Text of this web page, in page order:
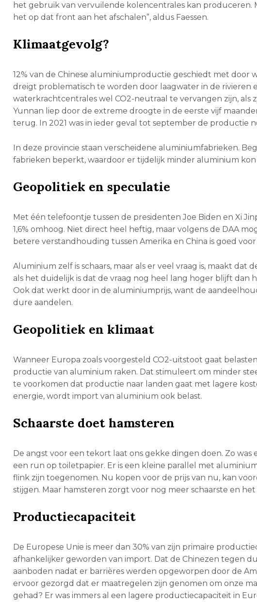
het gebruik van vervuilende kolencentrales kan produceren.
het op dat front aan het afschalen”, aldus Faessen.
Klimaatgevolg?
12% van de Chinese aluminiumproductie geschiedt met
dreigt problematisch te worden door laagwater in de rivieren
waterkrachtcentrales wel CO2-neutraal te vervangen zijn, als
Yunnan liep door de extreme droogte in de eerste vijf
terug. In 2021 was in ieder geval tot september de productie
In deze provincie staan verscheidene aluminiumfabrieken.
fabrieken beperkt, waardoor er tijdelijk minder aluminium
Geopolitiek en speculatie
Met één telefoontje tussen de presidenten Joe Biden en Xi
1,6% omhoog. Niet direct heel heftig, maar volgens de DAA
betere verstandhouding tussen Amerika en China is goed
Aluminium zelf is schaars, maar als er veel vraag is, maakt
als het duidelijk is dat de vraag nog heel lang hoger blijft
Ook dat werkt door in de aluminiumprijs, want de
dure aandelen.
Geopolitiek en klimaat
Wanneer Europa zoals voorgesteld CO2-uitstoot gaat
productie van aluminium raken. Dat stimuleert om minder
te voorkomen dat productie naar landen gaat met lagere
energie, wordt import van aluminium ook belast.
Schaarste doet hamsteren
De angst voor een tekort laat ons gekke dingen doen. Zo
een run op toiletpapier. Er is een kleine parallel met
flink zijn toegenomen. Nu kopen voor de prijs van nu, kan
stijgen. Maar hamsteren zorgt voor nog meer schaarste en
Productiecapaciteit
De Europese Unie is meer dan 30% van zijn primaire
afhankelijker geworden van import. Dat de Chinezen tegen
aanboden nadat er barrières werden opgeworpen door de
ervoor gezorgd dat er maatregelen zijn genomen om onze
gehad? Er was immers al een lagere productiecapaciteit in